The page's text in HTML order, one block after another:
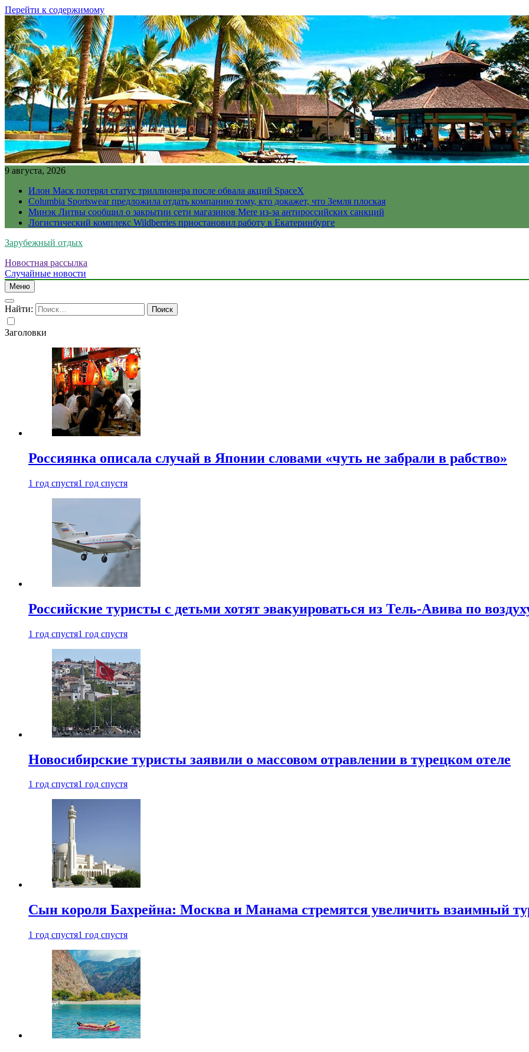
Перейти к содержимому
9 августа, 2026
Илон Маск потерял статус триллионера после обвала акций SpaceX
Columbia Sportswear предложила отдать компанию тому, кто докажет, что Земля плоская
Минэк Литвы сообщил о закрытии сети магазинов Mere из-за антироссийских санкций
Логистический комплекс Wildberries приостановил работу в Екатеринбурге
Зарубежный отдых
Новостная рассылка
Случайные новости
Меню
Найти:
Заголовки
Россиянка описала случай в Японии словами «чуть не забрали в рабство»
1 год спустя1 год спустя
Российские туристы с детьми хотят эвакуироваться из Тель-Авива по
1 год спустя1 год спустя
Новосибирские туристы заявили о массовом отравлении в турецком отеле
1 год спустя1 год спустя
Сын короля Бахрейна: Москва и Манама стремятся увеличить взаимный
1 год спустя1 год спустя